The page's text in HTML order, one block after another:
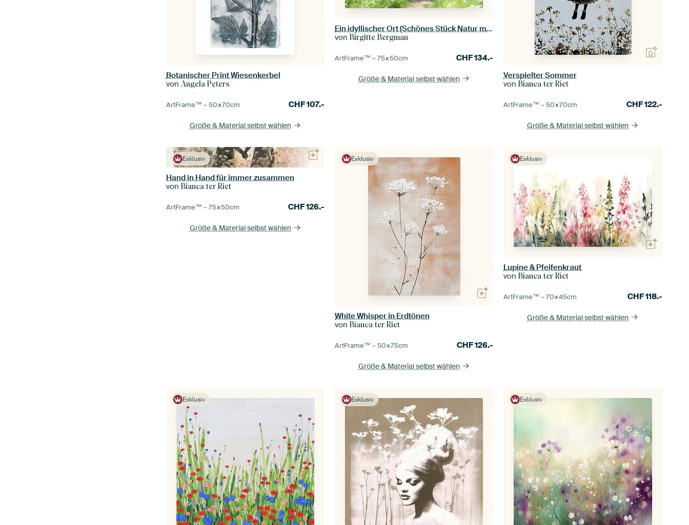
Botanischer Print Wiesenkerbel
vonAngela Peters
ArtFrame™ –50×70cm CHF107.-
Größe & Material selbst wählen
Ein idyllischer Ort (Schönes Stück Natur mit Kuhpetersilie zwischen den Bäumen)
vonBirgitte Bergman
ArtFrame™ –75×50cm CHF134.-
Größe & Material selbst wählen
Verspielter Sommer
vonBianca ter Riet
ArtFrame™ –50×70cm CHF122.-
Größe & Material selbst wählen
Exklusiv
Hand in Hand für immer zusammen
vonBianca ter Riet
ArtFrame™ –75×50cm CHF126.-
Größe & Material selbst wählen
Exklusiv
White Whisper in Erdtönen
vonBianca ter Riet
ArtFrame™ –50×75cm CHF126.-
Größe & Material selbst wählen
Exklusiv
Lupine & Pfeifenkraut
vonBianca ter Riet
ArtFrame™ –70×45cm CHF118.-
Größe & Material selbst wählen
Exklusiv Exklusiv Exklusiv